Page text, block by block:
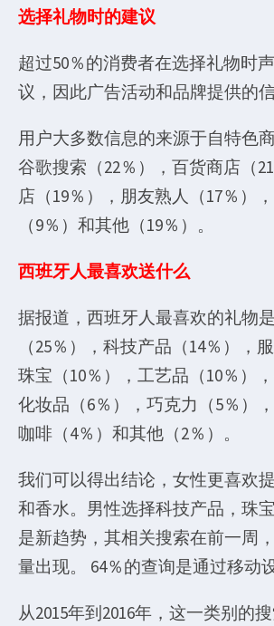
选择礼物时的建议
超过50％的消费者在选择礼物时
议，因此广告活动和品牌提供的
用户大多数信息的来源于自特色
谷歌搜索（22％），百货商店（
店（19％），朋友熟人（17％）
（9％）和其他（19％）。
西班牙人最喜欢送什么
据报道，西班牙人最喜欢的礼物
（25％），科技产品（14％），
珠宝（10％），工艺品（10％）
化妆品（6％），巧克力（5％）
咖啡（4％）和其他（2％）。
我们可以得出结论，女性更喜欢
和香水。男性选择科技产品，珠
是新趋势，其相关搜索在前一周
量出现。 64％的查询是通过移动
从2015年到2016年，这一类别的